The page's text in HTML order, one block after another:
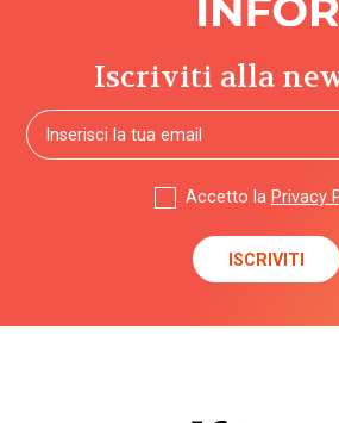
Iscriviti alla
Accetto la Privacy